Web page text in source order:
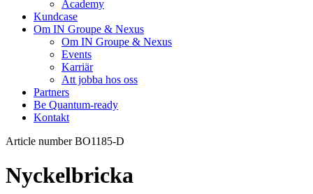
Academy
Kundcase
Om IN Groupe & Nexus
Om IN Groupe & Nexus
Events
Karriär
Att jobba hos oss
Partners
Be Quantum-ready
Kontakt
Article number BO1185-D
Nyckelbricka